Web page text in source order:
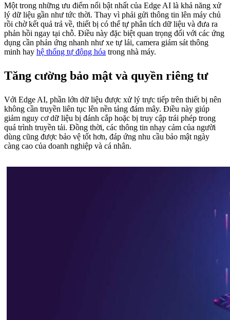
Một trong những ưu điểm nổi bật nhất của Edge AI là khả năng xử
lý dữ liệu gần như tức thời. Thay vì phải gửi thông tin lên máy chủ
rồi chờ kết quả trả về, thiết bị có thể tự phân tích dữ liệu và đưa ra
phản hồi ngay tại chỗ. Điều này đặc biệt quan trọng đối với các ứng
dụng cần phản ứng nhanh như xe tự lái, camera giám sát thông
minh hay hệ thống tự động hóa trong nhà máy.
Tăng cường bảo mật và quyền riêng tư
Với Edge AI, phần lớn dữ liệu được xử lý trực tiếp trên thiết bị nên
không cần truyền liên tục lên nền tảng đám mây. Điều này giúp
giảm nguy cơ dữ liệu bị đánh cắp hoặc bị truy cập trái phép trong
quá trình truyền tải. Đồng thời, các thông tin nhạy cảm của người
dùng cũng được bảo vệ tốt hơn, đáp ứng nhu cầu bảo mật ngày
càng cao của doanh nghiệp và cá nhân.